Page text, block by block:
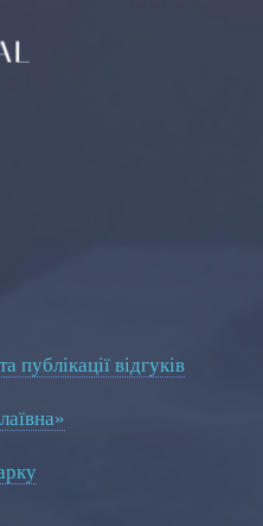
публікації відгуків